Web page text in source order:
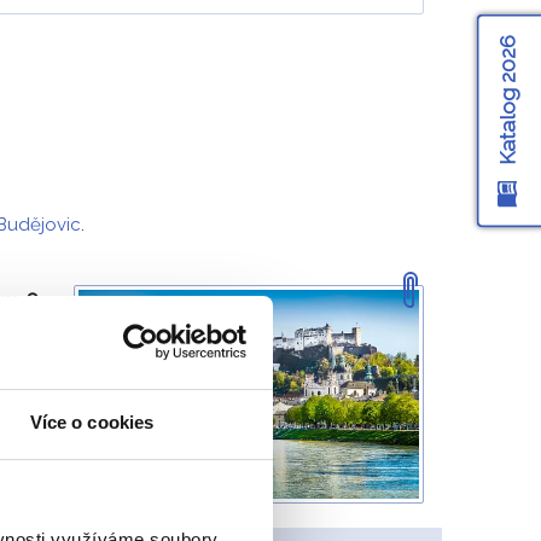
Více o cookies
.
6.
Katalog 2026